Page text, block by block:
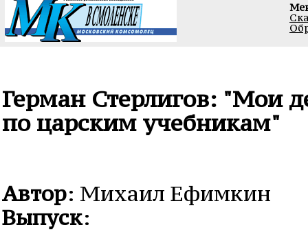
Герман Стерлигов: "Мои
по царским учебникам"
Автор: Михаил Ефимкин
Выпуск: